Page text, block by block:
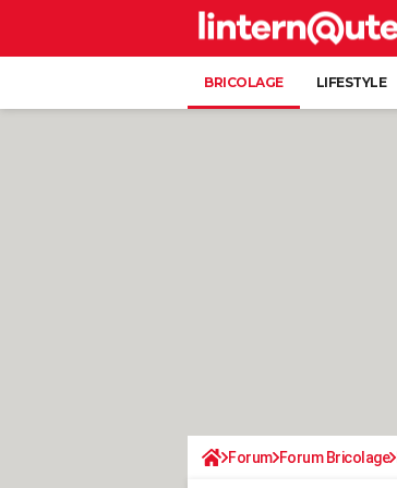
BRICOLAGE LIFESTYLE
Forum Forum Bricolage